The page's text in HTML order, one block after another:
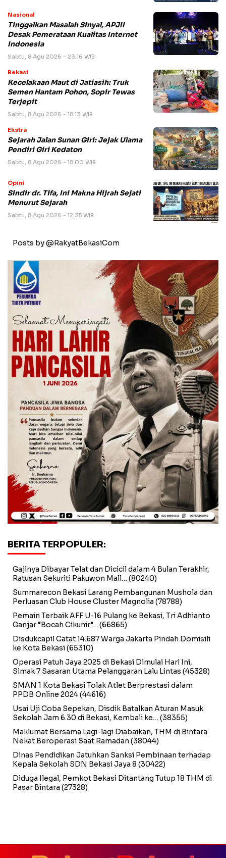
Nasional
Tinggalkan Masalah Sinyal, APJII
Desak Pemerataan Kualitas Internet
Indonesia
Sabtu, 8 Agu 2026 - 23:16 WIB
Bekasi
Kecelakaan Maut di Jatiasih: Truk
Semen Hantam Pohon, Sopir Tewas
Terjepit
Sabtu, 8 Agu 2026 - 18:13 WIB
Ekstra
Sejarah Jalan Sunan Giri: Jejak Ulama
Pendiri Giri Kedaton
Sabtu, 8 Agu 2026 - 18:00 WIB
Opini
Sindir dr. Tifa, Ini Makna Hijrah Sejati
Menurut Sejarah
Sabtu, 8 Agu 2026 - 12:35 WIB
Posts by @RakyatBekasiCom
BERITA TERPOPULER:
Gajinya Dibayar Telat dan Dicicil dalam 4 Bulan Terakhir,
Ratusan Sekuriti Pakuwon Mall… (80240)
Summarecon Bekasi Larang Pembangunan Mushola dan
Perluasan Club House Cluster Magnolia (78788)
Pemain Terbaik AFF U-16 Pulang ke Bekasi, Tri Adhianto
Ganjar “Bocah Cikunir”… (66865)
Disdukcapil Catat 14.687 Warga Jakarta Pindah Domisili
ke Kota Bekasi(65310)
Operasi Patuh Jaya 2025 di Bekasi Dimulai Hari Ini,
Simak 7 Sasaran Utama Pelanggaran Lalu Lintas (45328)
SMAN 1 Kota Bekasi Tolak Atlet Berprestasi dalam
PPDB Online 2024(44616)
Usai Uji Coba Sepekan, Disdik Batalkan Aturan Masuk
Sekolah Jam 6.30 di Bekasi, Kembali ke… (38355)
Maklumat Bersama Lagi-lagi Diabaikan, THM di Bintara
Nekat Beroperasi Saat Ramadan (38044)
Dinas Pendidikan Jatuhkan Sanksi Pembinaan terhadap
Kepala Sekolah SDN Bekasi Jaya 8 (30422)
Diduga Ilegal, Pemkot Bekasi Ditantang Tutup 18 THM di
Pasar Bintara (27328)